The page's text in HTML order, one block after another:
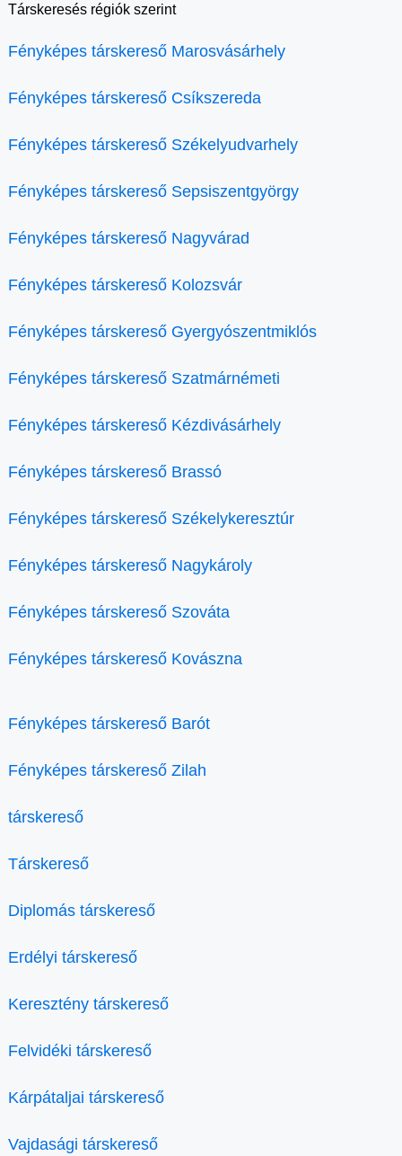
Társkeresés régiók szerint
Fényképes társkereső Marosvásárhely
Fényképes társkereső Csíkszereda
Fényképes társkereső Székelyudvarhely
Fényképes társkereső Sepsiszentgyörgy
Fényképes társkereső Nagyvárad
Fényképes társkereső Kolozsvár
Fényképes társkereső Gyergyószentmiklós
Fényképes társkereső Szatmárnémeti
Fényképes társkereső Kézdivásárhely
Fényképes társkereső Brassó
Fényképes társkereső Székelykeresztúr
Fényképes társkereső Nagykároly
Fényképes társkereső Szováta
Fényképes társkereső Kovászna
Fényképes társkereső Barót
Fényképes társkereső Zilah
társkereső
Társkereső
Diplomás társkereső
Erdélyi társkereső
Keresztény társkereső
Felvidéki társkereső
Kárpátaljai társkereső
Vajdasági társkereső